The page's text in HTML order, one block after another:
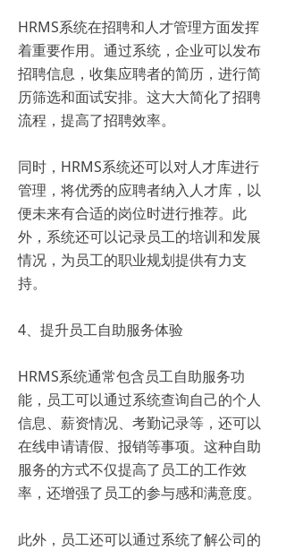
HRMS系统在招聘和人才管理方面发挥
着重要作用。通过系统，企业可以发布
招聘信息，收集应聘者的简历，进行简
历筛选和面试安排。这大大简化了招聘
流程，提高了招聘效率。
同时，HRMS系统还可以对人才库进行
管理，将优秀的应聘者纳入人才库，以
便未来有合适的岗位时进行推荐。此
外，系统还可以记录员工的培训和发展
情况，为员工的职业规划提供有力支
持。
4、提升员工自助服务体验
HRMS系统通常包含员工自助服务功
能，员工可以通过系统查询自己的个人
信息、薪资情况、考勤记录等，还可以
在线申请请假、报销等事项。这种自助
服务的方式不仅提高了员工的工作效
率，还增强了员工的参与感和满意度。
此外，员工还可以通过系统了解公司的